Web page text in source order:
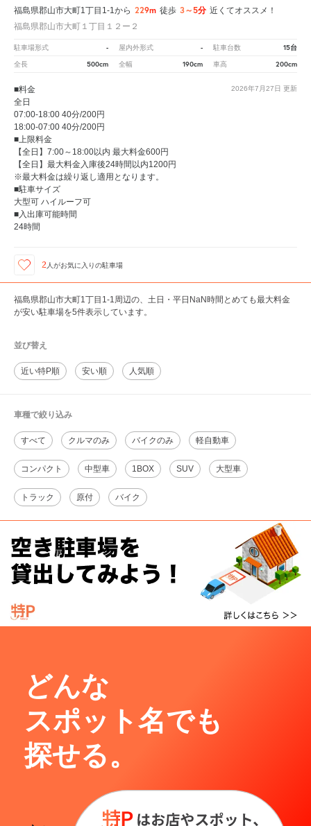
福島県郡山市大町1丁目1-1から 229m 徒歩 3～5分 近くてオススメ！
福島県郡山市大町１丁目１２ー２
駐車場形式 - 屋内外形式 - 駐車台数 15台
全長 500cm 全幅 190cm 車高 200cm
2026年7月27日 更新
■料金
全日
07:00-18:00 40分/200円
18:00-07:00 40分/200円
■上限料金
【全日】7:00～18:00以内 最大料金600円
【全日】最大料金入庫後24時間以内1200円
※最大料金は繰り返し適用となります。
■駐車サイズ
大型可 ハイルーフ可
■入出庫可能時間
24時間
2 人がお気に入りの駐車場
福島県郡山市大町1丁目1-1周辺の、土日・平日NaN時間とめても最大料金
が安い駐車場を5件表示しています。
並び替え
近い特P順 安い順 人気順
車種で絞り込み
すべて クルマのみ バイクのみ 軽自動車
コンパクト 中型車 1BOX SUV 大型車
トラック 原付 バイク
どんな
スポット名でも
探せる。